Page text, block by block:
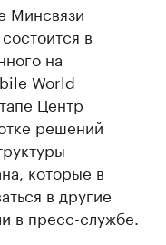
Минсвязи
в
на
World
Центр
решений
которые в
в другие
в пресс-службе.